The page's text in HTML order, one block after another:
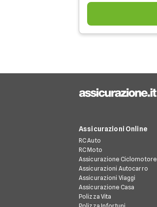
Assicurazioni Online
RC Auto
RC Moto
Assicurazione Ciclomotore
Assicurazioni Autocarro
Assicurazioni Viaggi
Assicurazione Casa
Polizza Vita